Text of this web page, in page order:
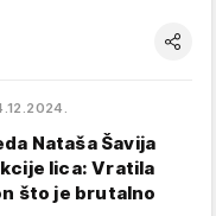
Nataša Šavija
lica: Vratila
što je brutalno